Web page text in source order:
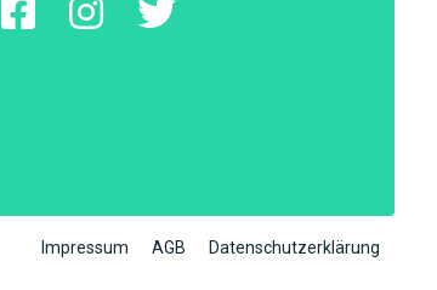
Impressum AGB Datenschutzerklärung